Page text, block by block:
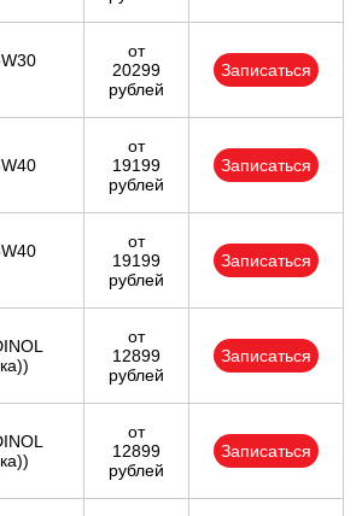
от
20299
рублей
Записаться
от
19199
рублей
Записаться
от
19199
рублей
Записаться
от
12899
рублей
Записаться
от
12899
рублей
Записаться